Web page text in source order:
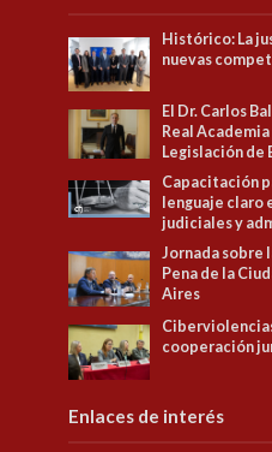
Histórico: La
nuevas
El Dr. Carlos
Real
Legislación de
Capacitación
lenguaje claro
judiciales y
Jornada sobre
Pena de la
Aires
cooperación
Enlaces de interés